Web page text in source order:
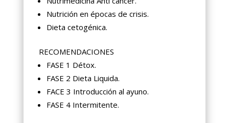
Nutrición en épocas de crisis.
Dieta cetogénica.
RECOMENDACIONES
FASE 1 Détox.
FASE 2 Dieta Liquida.
FACE 3 Introducción al ayuno.
FASE 4 Intermitente.